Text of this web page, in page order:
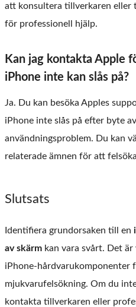
att konsultera tillverkaren eller
för professionell hjälp.
Kan jag kontakta Apple
iPhone inte kan slås på?
Ja. Du kan besöka Apples
iPhone inte slås på efter byte
användningsproblem. Du kan
relaterade ämnen för att
Slutsats
Identifiera grundorsaken till en
av skärm kan vara svårt. Det
iPhone-hårdvarukomponenter
mjukvarufelsökning. Om du
kontakta tillverkaren eller